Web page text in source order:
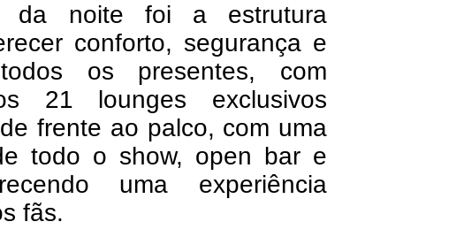
da noite foi a estrutura
conforto, segurança e
os presentes, com
21 lounges exclusivos
frente ao palco, com uma
todo o show, open bar e
uma experiência
fãs.